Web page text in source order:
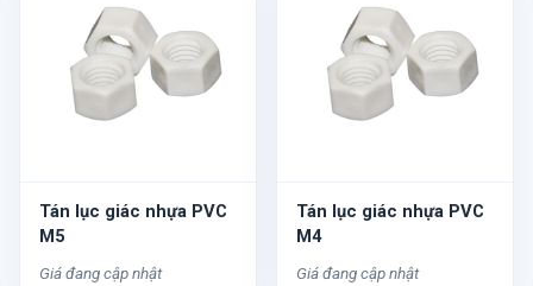
Tán lục giác nhựa PVC
M5
Giá đang cập nhật
Tán lục giác nhựa PVC
M4
Giá đang cập nhật